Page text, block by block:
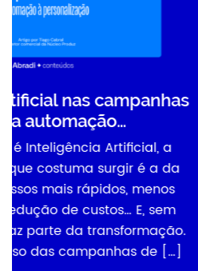
a
da
[…]
Reinvenção,
trajetória de
A capacidade de
toda a trajetória
fundadora e
Business e
Medicina ao
sua carreira é